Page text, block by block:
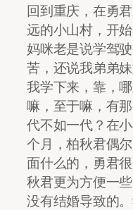
回到重庆，在勇
远的小山村，开
妈咪老是说学驾
苦，还说我弟弟
我学下来，靠，
嘛，至于嘛，有
代不如一代？在
个月，柏秋君偶
面什么的，勇君
秋君更为方便一
没有结婚导致的